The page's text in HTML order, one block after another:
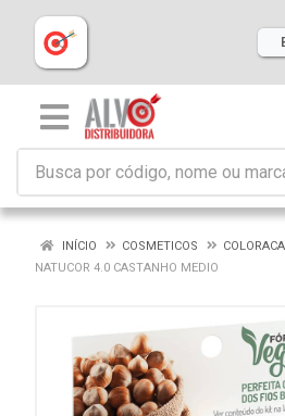
INÍCIO COSMETICOS
NATUCOR 4.0 CASTANHO MEDIO